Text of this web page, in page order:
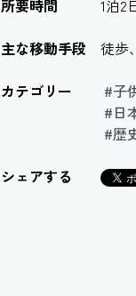
所要時間
1泊2
主な移動手段
徒歩
カテゴリー
#子
#日
#歴
シェアする